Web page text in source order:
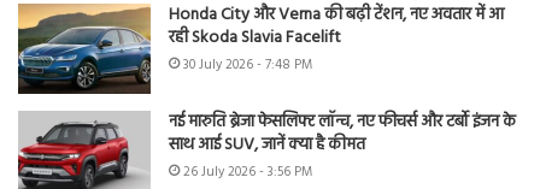
Honda City और Verna की बढ़ी टेंशन, नए अवतार में आ
रही Skoda Slavia Facelift
30 July 2026 - 7:48 PM
नई मारुति ब्रेजा फेसलिफ्ट लॉन्च, नए फीचर्स और टर्बो इंजन के
साथ आई SUV, जानें क्या है कीमत
26 July 2026 - 3:56 PM